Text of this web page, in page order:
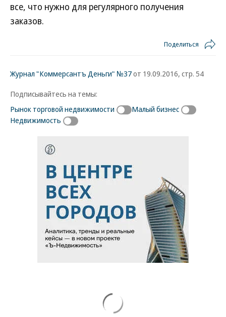
все, что нужно для регулярного получения
заказов.
Поделиться
Журнал "Коммерсантъ Деньги" №37от 19.09.2016, стр. 54
Подписывайтесь на темы:
Рынок торговой недвижимости
Малый бизнес
Недвижимость